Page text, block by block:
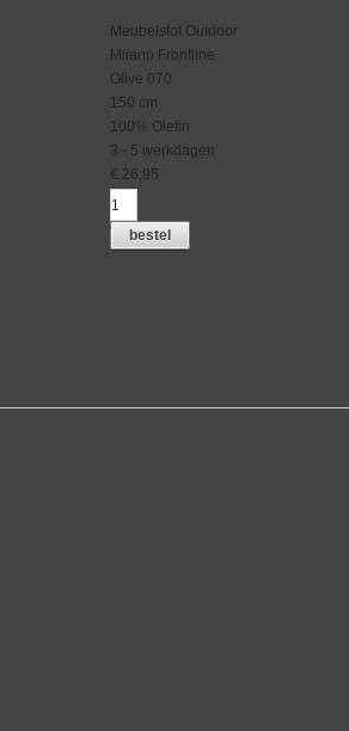
Meubelstof Outdoor
Milano Frontline
Olive 070
150 cm
100% Olefin
3 - 5 werkdagen
€ 26,95
bestel